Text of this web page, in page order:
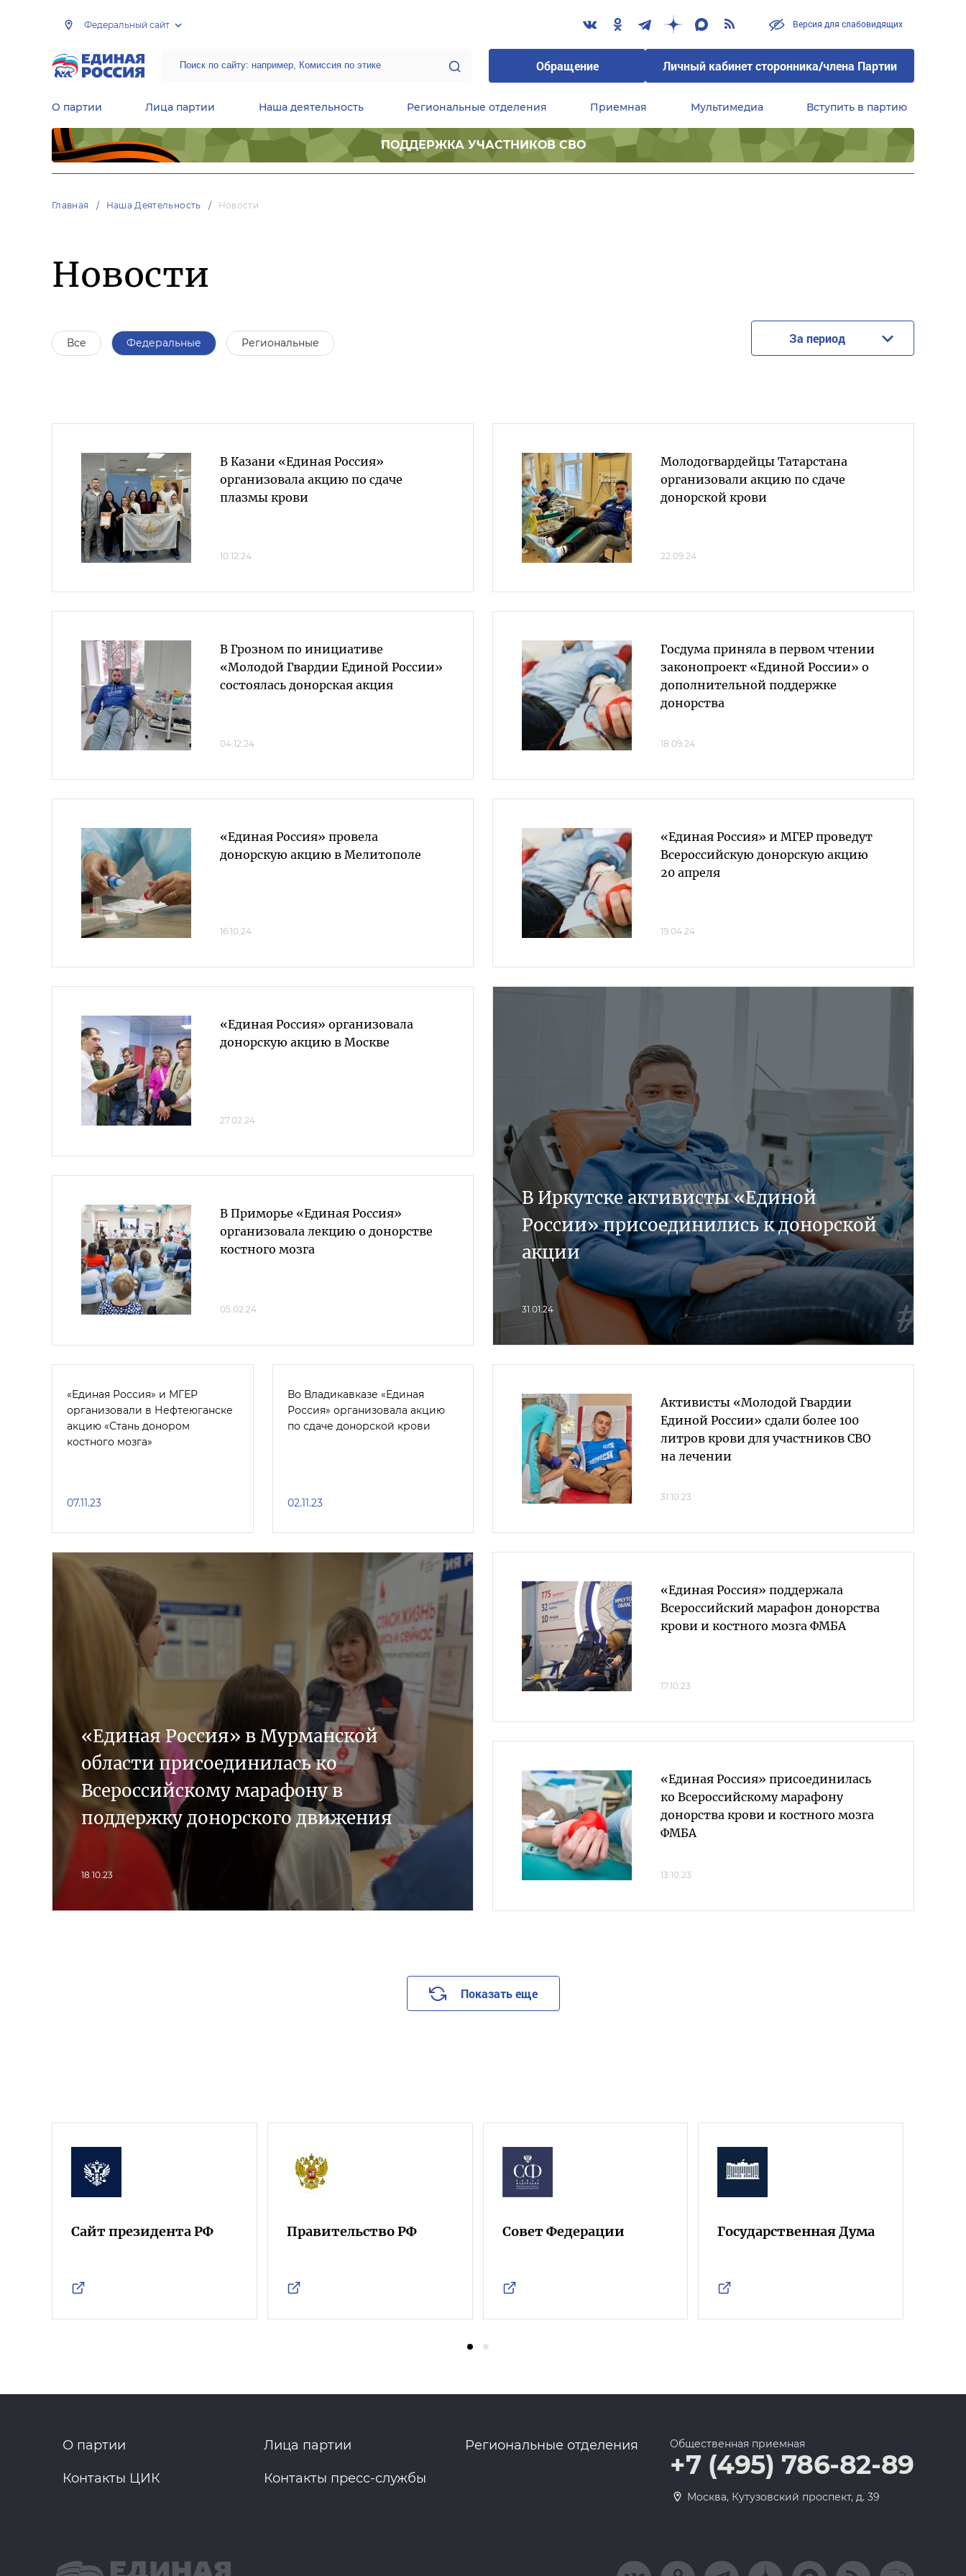
Федеральный сайт Версия для слабовидящих
Обращение Личный кабинет сторонника/члена Партии
О партии Лица партии Наша деятельность Региональные отделения Приемная Мультимедиа Вступить в партию
ПОДДЕРЖКА УЧАСТНИКОВ СВО
Главная Наша Деятельность Новости
Новости
Все Федеральные Региональные За период
В Казани «Единая Россия»
организовала акцию по сдаче
плазмы крови
10.12.24
В Грозном по инициативе
«Молодой Гвардии Единой России»
состоялась донорская акция
04.12.24
«Единая Россия» провела
донорскую акцию в Мелитополе
16.10.24
Молодогвардейцы Татарстана
организовали акцию по сдаче
донорской крови
22.09.24
Госдума приняла в первом чтении
законопроект «Единой России» о
дополнительной поддержке
донорства
18.09.24
«Единая Россия» и МГЕР проведут
Всероссийскую донорскую акцию
20 апреля
19.04.24
«Единая Россия» организовала
донорскую акцию в Москве
27.02.24
В Приморье «Единая Россия»
организовала лекцию о донорстве
костного мозга
05.02.24
В Иркутске активисты «Единой
России» присоединились к донорской
акции
31.01.24
«Единая Россия» и МГЕР
организовали в Нефтеюганске
акцию «Стань донором
костного мозга»
07.11.23
Во Владикавказе «Единая
Россия» организовала акцию
по сдаче донорской крови
02.11.23
Активисты «Молодой Гвардии
Единой России» сдали более 100
литров крови для участников СВО
на лечении
31.10.23
«Единая Россия» в Мурманской
области присоединилась ко
Всероссийскому марафону в
поддержку донорского движения
18.10.23
«Единая Россия» поддержала
Всероссийский марафон донорства
крови и костного мозга ФМБА
17.10.23
«Единая Россия» присоединилась
ко Всероссийскому марафону
донорства крови и костного мозга
ФМБА
13.10.23
Показать еще
Сайт президента РФ Правительство РФ Совет Федерации Государственная Дума
О партии Лица партии Региональные отделения
Контакты ЦИК Контакты пресс-службы
Общественная приемная
+7 (495) 786-82-89
Москва, Кутузовский проспект, д. 39